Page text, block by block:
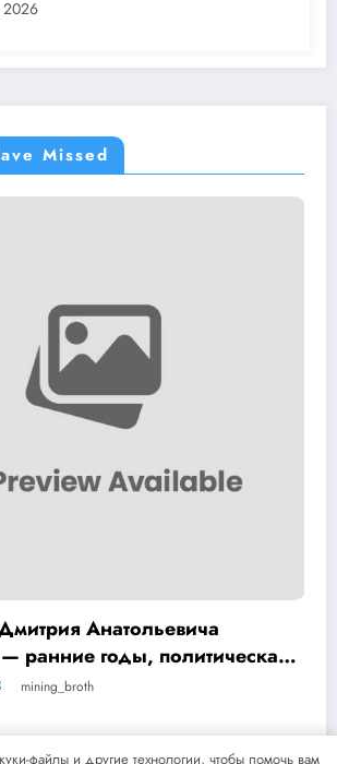
2026
Missed
Анатольевича
ранние годы, политическая
mining_broth
файлы и другие технологии, чтобы помочь вам